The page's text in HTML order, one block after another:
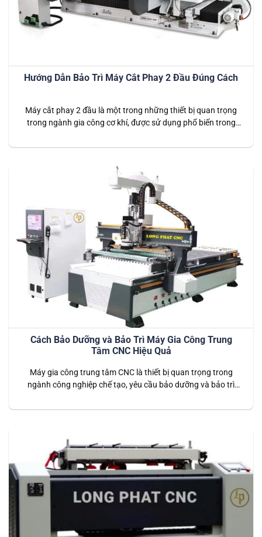
Hướng Dẫn Bảo Trì Máy Cắt Phay 2 Đầu Đúng Cách
Máy cắt phay 2 đầu là một trong những thiết bị quan trọng
trong ngành gia công cơ khí, được sử dụng phổ biến trong
động hiệu quả và bền bỉ, việc bảo trì định kỳ và đúng cách là
Cách Bảo Dưỡng và Bảo Trì Máy Gia Công Trung
Tâm CNC Hiệu Quả
Máy gia công trung tâm CNC là thiết bị quan trọng trong
ngành công nghiệp chế tạo, yêu cầu bảo dưỡng và bảo trì
Việc bảo trì đúng cách không chỉ giúp cải thiện độ chính xác